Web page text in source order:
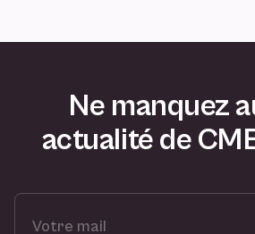
Ne manquez
actualité de
V